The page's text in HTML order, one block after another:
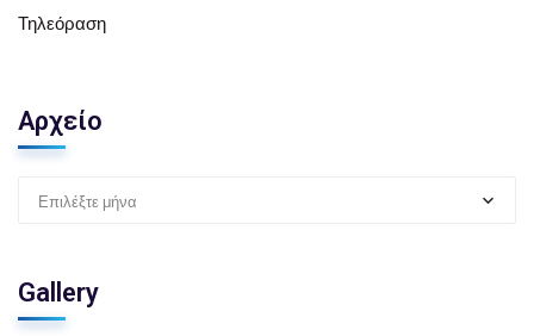
Τηλεόραση
Αρχείο
Επιλέξτε μήνα
Gallery